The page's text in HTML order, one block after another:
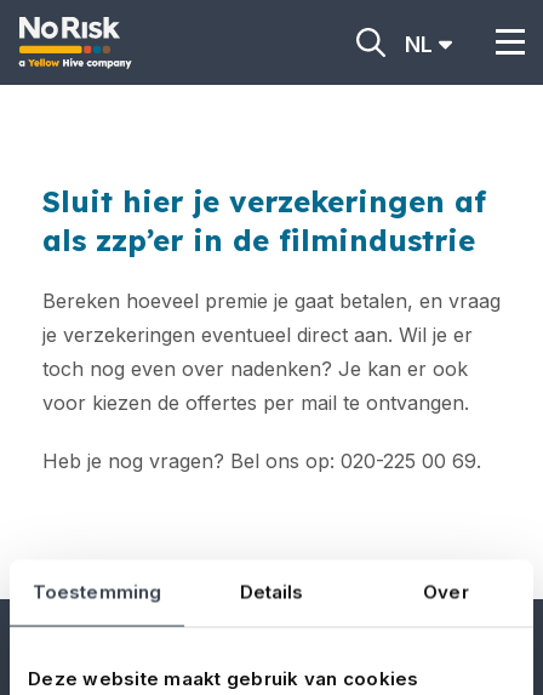
Toestemming Details Over
Deze website maakt gebruik van cookies
NL
Sluit hier je verzekeringen af
als zzp’er in de filmindustrie
Bereken hoeveel premie je gaat betalen, en vraag
je verzekeringen eventueel direct aan. Wil je er
toch nog even over nadenken? Je kan er ook
voor kiezen de offertes per mail te ontvangen.
Heb je nog vragen? Bel ons op: 020-225 00 69.